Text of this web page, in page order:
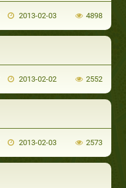
2013-02-03 4898
2013-02-02 2552
2013-02-03 2573